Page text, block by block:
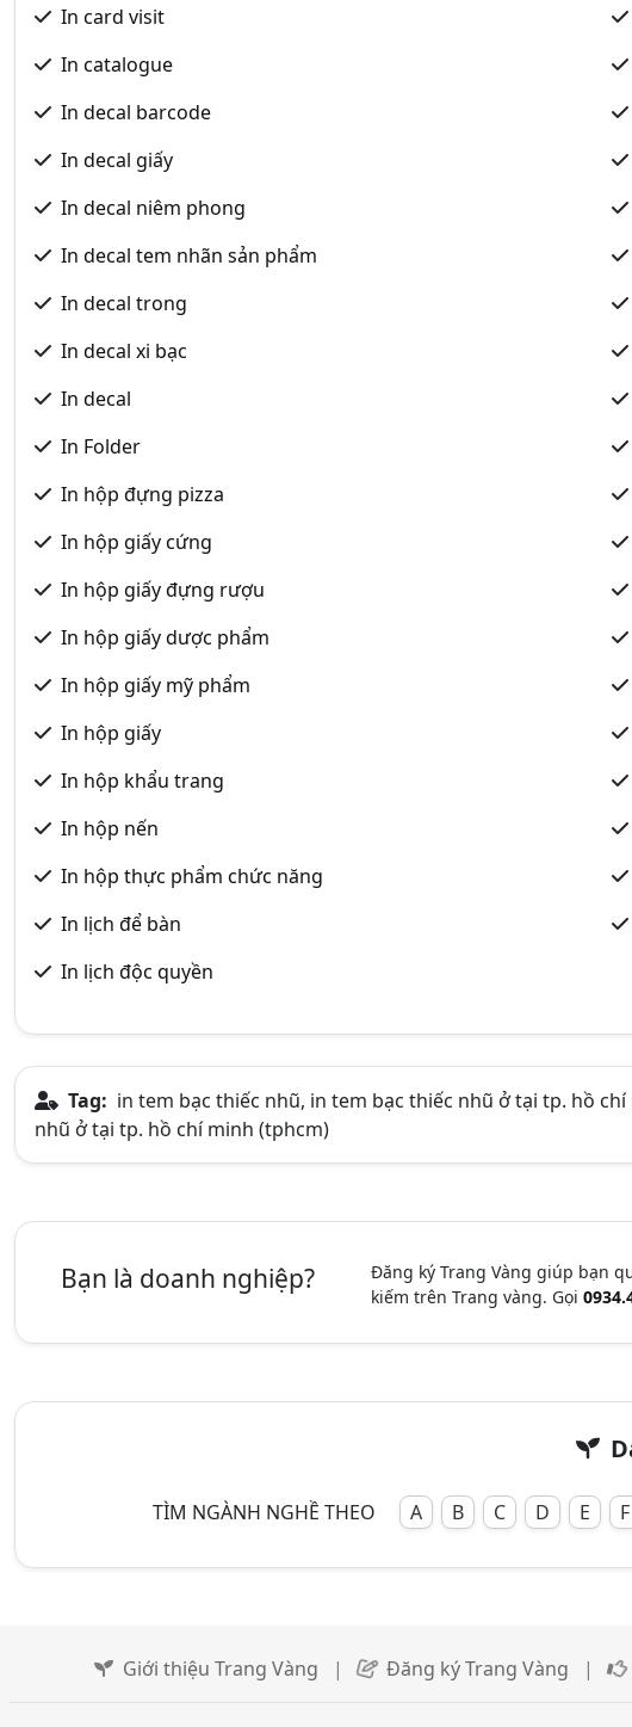
In card visit
In catalogue
In decal barcode
In decal giấy
In decal niêm phong
In decal tem nhãn sản phẩm
In decal trong
In decal xi bạc
In decal
In Folder
In hộp đựng pizza
In hộp giấy cứng
In hộp giấy đựng rượu
In hộp giấy dược phẩm
In hộp giấy mỹ phẩm
In hộp giấy
In hộp khẩu trang
In hộp nến
In hộp thực phẩm chức năng
In lịch để bàn
In lịch độc quyền
Tag: in tem bạc thiếc nhũ, in tem bạc thiếc nhũ ở tại tp. hồ
nhũ ở tại tp. hồ chí minh (tphcm)
Bạn là doanh nghiệp?
Đăng ký Trang Vàng giúp bạn
kiếm trên Trang vàng. Gọi
TÌM NGÀNH NGHỀ THEO A B C D E F
Giới thiệu Trang Vàng | Đăng ký Trang Vàng |